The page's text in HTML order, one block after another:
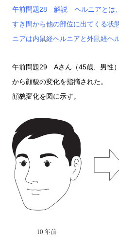
午前問題28 解説 ヘルニアとは
すき間から他の部位に出てくる状
ニアは内鼠経ヘルニアと外鼠経ヘ
午前問題29 Aさん（45歳、男性
から顔貌の変化を指摘された。
顔貌変化を図に示す。